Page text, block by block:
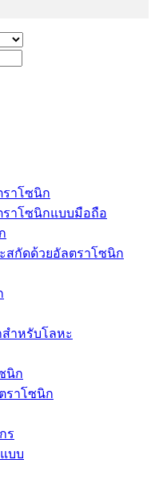
ราโซนิก
ราโซนิกแบบมือถือ
สกัดด้วยอัลตราโซนิก
ำหรับโลหะ
นิก
ราโซนิก
ร
บบ